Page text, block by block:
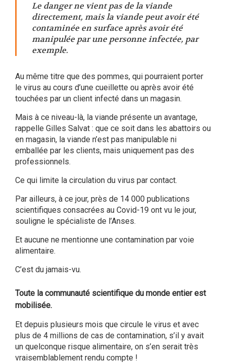
Le danger ne vient pas de la viande
directement, mais la viande peut avoir été
contaminée en surface après avoir été
manipulée par une personne infectée, par
exemple.
Au même titre que des pommes, qui pourraient porter
le virus au cours d’une cueillette ou après avoir été
touchées par un client infecté dans un magasin.
Mais à ce niveau-là, la viande présente un avantage,
rappelle Gilles Salvat : que ce soit dans les abattoirs ou
en magasin, la viande n’est pas manipulable ni
emballée par les clients, mais uniquement pas des
professionnels.
Ce qui limite la circulation du virus par contact.
Par ailleurs, à ce jour, près de 14 000 publications
scientifiques consacrées au Covid-19 ont vu le jour,
souligne le spécialiste de l’Anses.
Et aucune ne mentionne une contamination par voie
alimentaire.
C’est du jamais-vu.
Toute la communauté scientifique du monde entier est
mobilisée.
Et depuis plusieurs mois que circule le virus et avec
plus de 4 millions de cas de contamination, s’il y avait
un quelconque risque alimentaire, on s’en serait très
vraisemblablement rendu compte !